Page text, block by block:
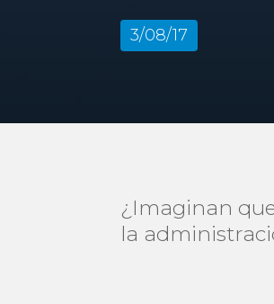
3/08/17
¿Imaginan
la